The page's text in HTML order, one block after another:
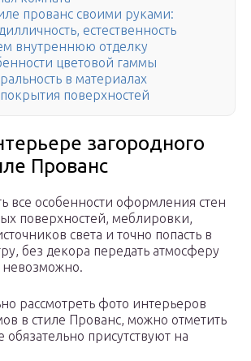
прованс своими руками:
естественность
внутреннюю отделку
цветовой гаммы
в материалах
поверхностей
загородного
Прованс
все особенности оформления стен
поверхностей, меблировки,
света и точно попасть в
без декора передать атмосферу
невозможно.
рассмотреть фото интерьеров
в стиле Прованс, можно отметить
обязательно присутствуют на